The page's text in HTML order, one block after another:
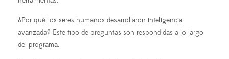
¿Por qué los seres humanos desarrollaron inteligencia
avanzada? Este tipo de preguntas son respondidas a lo largo
del programa.